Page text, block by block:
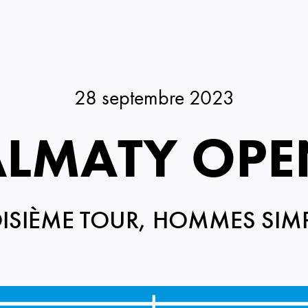
28 septembre 2023
TOUR, HOMMES